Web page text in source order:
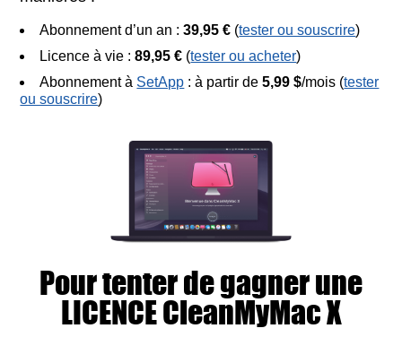
Abonnement d’un an :39,95 € (tester ou souscrire)
Licence à vie :89,95 € (tester ou acheter)
Abonnement à SetApp : à partir de5,99 $/mois (tester
ou souscrire)
Pour tenter de gagner une
LICENCE CleanMyMac X